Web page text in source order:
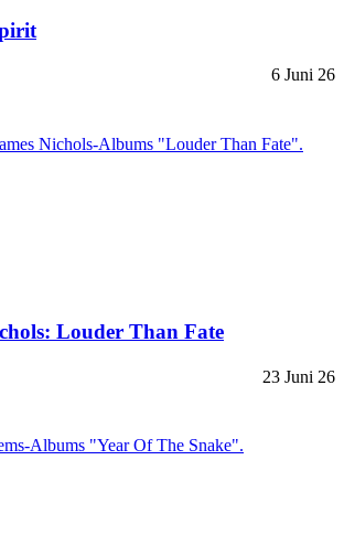
6 Juni 26
Louder Than Fate
23 Juni 26